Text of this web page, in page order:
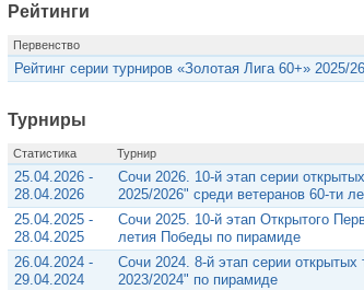
Рейтинги
Первенство
Рейтинг серии турниров «Золотая Лига 60+» 2025/26
Турниры
Статистика Турнир
25.04.2026 -
28.04.2026
Сочи 2026. 10-й этап серии
2025/2026" среди ветеранов 60-ти
25.04.2025 -
28.04.2025
Сочи 2025. 10-й этап Открытого
летия Победы по пирамиде
26.04.2024 -
29.04.2024
Сочи 2024. 8-й этап серии
2023/2024" по пирамиде